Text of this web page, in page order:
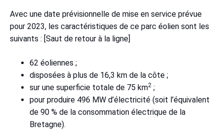
Avec une date prévisionnelle de mise en service prévue
pour 2023, les caractéristiques de ce parc éolien sont les
suivants : [Saut de retour à la ligne]
62 éoliennes ;
disposées à plus de 16,3 km de la côte ;
sur une superficie totale de 75 km2 ;
pour produire 496 MW d’électricité (soit l’équivalent
de 90 % de la consommation électrique de la
Bretagne).